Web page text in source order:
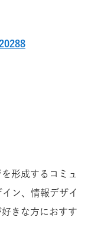
形成するコミュ
ン、情報デザイ
きな方におすす